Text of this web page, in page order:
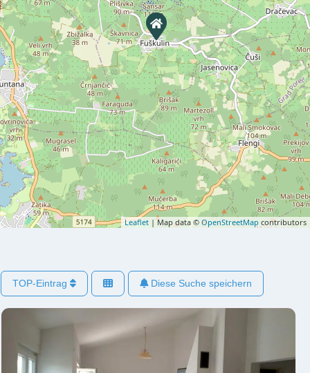
Leaflet | Map data © OpenStreetMap contributors
TOP-Eintrag Diese Suche speichern